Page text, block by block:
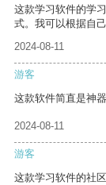
这款学习软件的学
式。我可以根据自
2024-08-11
游客
这款软件简直是神
2024-08-11
游客
这款学习软件的社